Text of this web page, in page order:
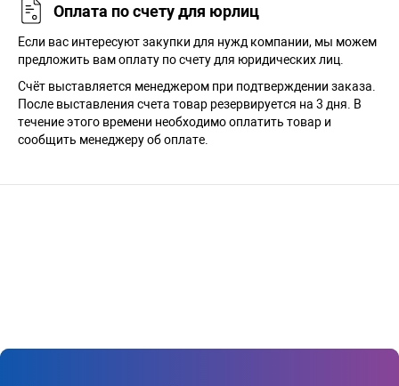
Оплата по счету для юрлиц
Если вас интересуют закупки для нужд компании, мы можем
предложить вам оплату по счету для юридических лиц.
Счёт выставляется менеджером при подтверждении заказа.
После выставления счета товар резервируется на 3 дня. В
течение этого времени необходимо оплатить товар и
сообщить менеджеру об оплате.